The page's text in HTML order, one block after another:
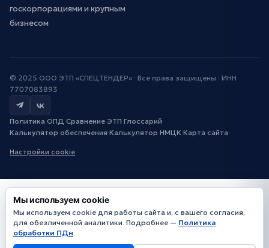
госкорпорациями и крупным
бизнесом
© 2025 ООО ЭТП «СПЕЦТЕНДЕР» · Все права защищены · ИНН
7707083893
Политика ОПД·Сравнение ЭТП·Глоссарий·
Калькулятор обеспечения·Калькулятор НМЦК·Карта сайта·
Настройки cookie
Мы используем cookie
Мы используем cookie для работы сайта и, с вашего согласия,
для обезличенной аналитики. Подробнее — Политика
обработки ПДн.